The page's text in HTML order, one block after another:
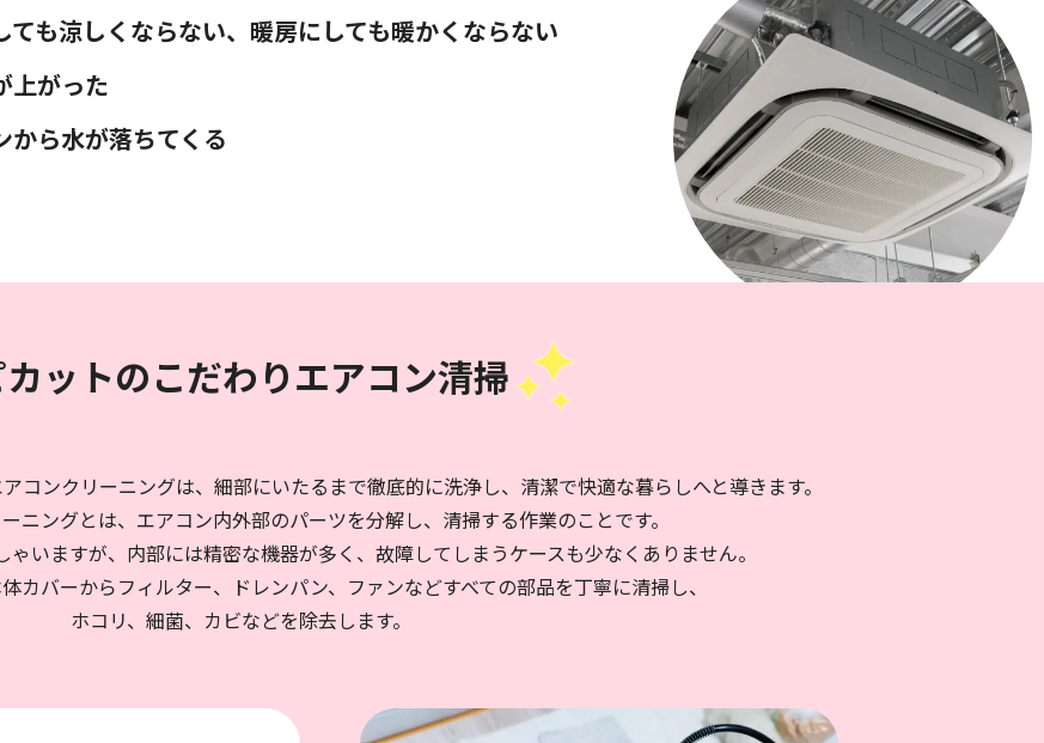
ても涼しくならない、暖房にしても暖かくならない
上がった
から水が落ちてくる
カットのこだわりエアコン清掃
コンクリーニングは、細部にいたるまで徹底的に洗浄し、清潔で快適な暮らしへと導きます。
ニングとは、エアコン内外部のパーツを分解し、清掃する作業のことです。
いますが、内部には精密な機器が多く、故障してしまうケースも少なくありません。
カバーからフィルター、ドレンパン、ファンなどすべての部品を丁寧に清掃し、
ホコリ、細菌、カビなどを除去します。